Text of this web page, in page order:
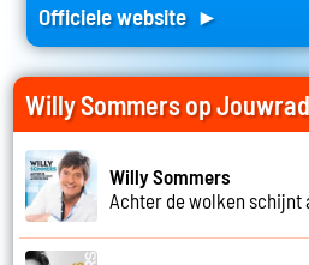
Officiele website ►
Willy Sommers op
Willy Sommers
Achter de wolken schijnt